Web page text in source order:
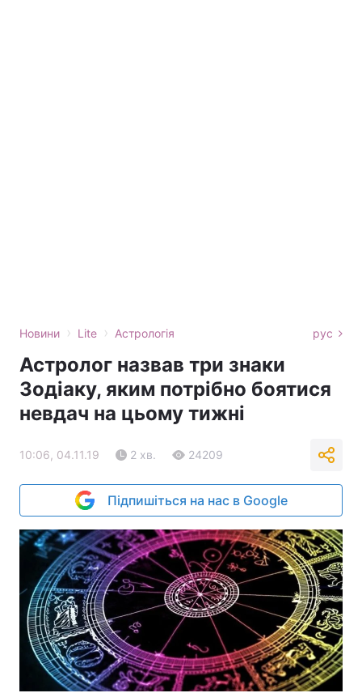
Новини › Lite › Астрологія рус
Астролог назвав три знаки
Зодіаку, яким потрібно боятися
невдач на цьому тижні
10:06, 04.11.19 2 хв. 24209
Підпишіться на нас в Google